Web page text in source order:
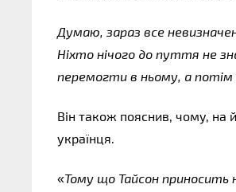
Думаю, зараз все
Ніхто нічого до пуття не
перемогти в ньому, а потім
Він також пояснив, чому, на
українця.
«Тому що Тайсон приносить